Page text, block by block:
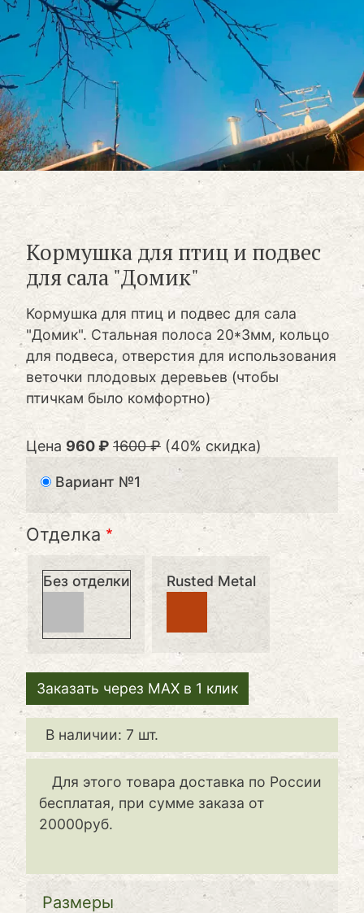
Кормушка для птиц и подвес
для сала "Домик"
Кормушка для птиц и подвес для сала
"Домик". Стальная полоса 20*3мм, кольцо
для подвеса, отверстия для использования
веточки плодовых деревьев (чтобы
птичкам было комфортно)
Цена 960 ₽ 1600 ₽ (40% скидка)
Вариант №1
Отделка
Без отделки Rusted Metal
Заказать через MAX в 1 клик
В наличии: 7 шт.
Для этого товара доставка по России
бесплатая, при сумме заказа от
20000руб.
Размеры